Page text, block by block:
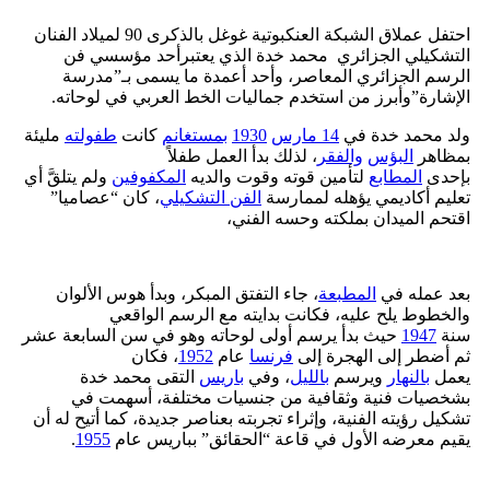
احتفل عملاق الشبكة العنكبوتية غوغل بالذكرى 90 لميلاد الفنان
التشكيلي الجزائري محمد خدة الذي يعتبرأحد مؤسسي فن
الرسم الجزائري المعاصر، وأحد أعمدة ما يسمى بـ”مدرسة
الإشارة”وأبرز من استخدم جماليات الخط العربي في لوحاته.
ولد محمد خدة في 14 مارس 1930 بمستغانم كانت طفولته مليئة
بمظاهر
البؤس والفقر ، لذلك بدأ العمل طفلاً
بإحدى المطابع لتأمين قوته وقوت والديه المكفوفين ولم يتلقَّ أي
تعليم أكاديمي يؤهله لممارسة الفن التشكيلي، كان “عصاميا”
اقتحم الميدان بملكته وحسه الفني،
بعد عمله في المطبعة، جاء التفتق المبكر، وبدأ هوس الألوان
والخطوط يلح عليه، فكانت بدايته مع الرسم الواقعي
سنة 1947 حيث بدأ يرسم أولى لوحاته وهو في سن السابعة عشر
ثم أضطر إلى الهجرة إلى فرنسا عام 1952، فكان
يعمل بالنهار ويرسم بالليل، وفي باريس التقى محمد خدة
بشخصيات فنية وثقافية من جنسيات مختلفة، أسهمت في
تشكيل رؤيته الفنية، وإثراء تجربته بعناصر جديدة، كما أتيح له أن
يقيم معرضه الأول في قاعة “الحقائق” بباريس عام 1955
.